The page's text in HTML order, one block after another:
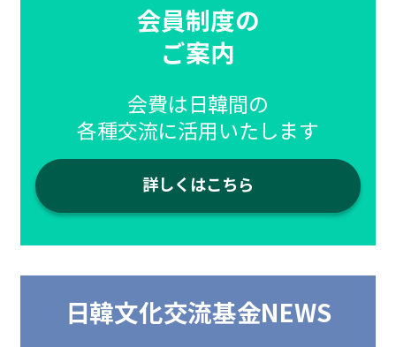
会員制度の
ご案内
会費は日韓間の
各種交流に活用いたします
詳しくはこちら
日韓文化交流基金NEWS